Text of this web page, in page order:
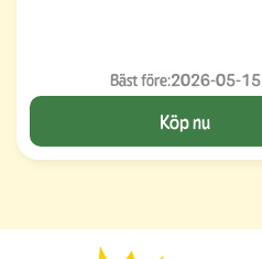
Bäst före:2026-05-15
Köp nu